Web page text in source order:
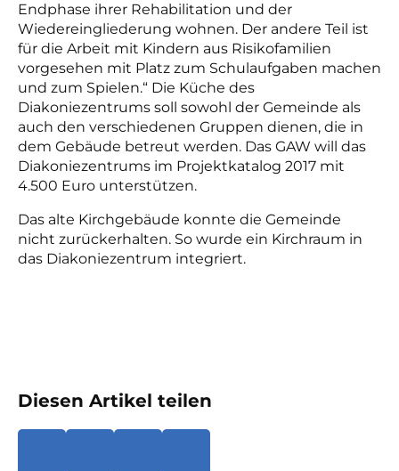
Endphase ihrer Rehabilitation und der
Wiedereingliederung wohnen. Der andere Teil ist
für die Arbeit mit Kindern aus Risikofamilien
vorgesehen mit Platz zum Schulaufgaben machen
und zum Spielen.“ Die Küche des
Diakoniezentrums soll sowohl der Gemeinde als
auch den verschiedenen Gruppen dienen, die in
dem Gebäude betreut werden. Das GAW will das
Diakoniezentrums im Projektkatalog 2017 mit
4.500 Euro unterstützen.
Das alte Kirchgebäude konnte die Gemeinde
nicht zurückerhalten. So wurde ein Kirchraum in
das Diakoniezentrum integriert.
Diesen Artikel teilen